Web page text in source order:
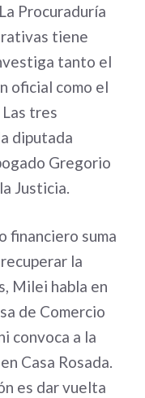
Procuraduría
tiene
tanto el
oficial como el
tres
diputada
Gregorio
Justicia.
financiero suma
la
Milei habla en
de Comercio
convoca a la
Casa Rosada.
es dar vuelta